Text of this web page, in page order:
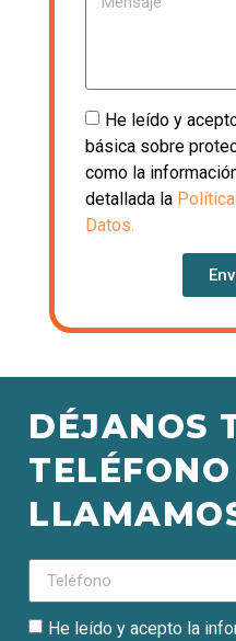
He leído y
básica sobre
como la
detallada la
Datos.
DÉJANOS
He leído y acepto la